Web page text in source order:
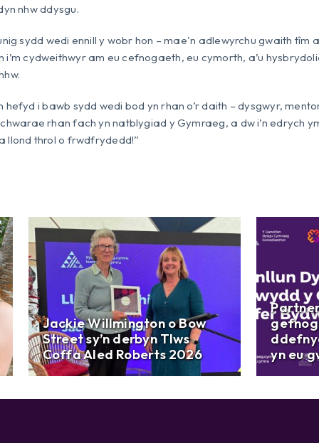
nhw ddysgu.
sydd wedi ennill y wobr hon – mae'n adlewyrchu gwaith tîm
i’m cydweithwyr am eu cefnogaeth, eu cymorth, a’u
hefyd i bawb sydd wedi bod yn rhan o’r daith – dysgwyr,
rhan fach yn natblygiad y Gymraeg, a dw i’n edrych
llond throl o frwdfrydedd!”
Jackie Willmington o Bow
Street sy’n derbyn Tlws
Coffa Aled Roberts 2026
yn eu